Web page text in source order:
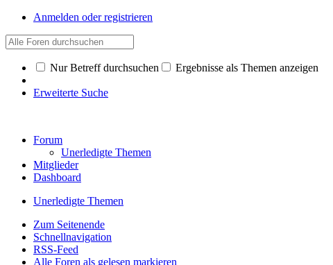
Anmelden oder registrieren
Nur Betreff durchsuchen Ergebnisse als Themen anzeigen
Erweiterte Suche
Forum
Unerledigte Themen
Mitglieder
Dashboard
Unerledigte Themen
Zum Seitenende
Schnellnavigation
RSS-Feed
Alle Foren als gelesen markieren